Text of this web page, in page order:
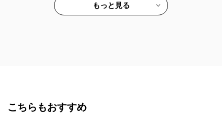
もっと見る
こちらもおすすめ